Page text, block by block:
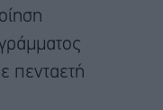
πενταετή